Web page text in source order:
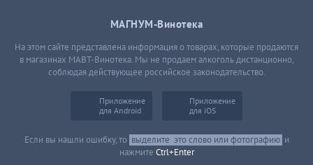
МАГНУМ-Винотека
На этом сайте представлена информация о товарах, которые продаются
в магазинах МАВТ-Винотека. Мы не продаем алкоголь дистанционно,
соблюдая действующее российское законодательство.
Приложение
для Android
Приложение
для iOS
Если вы нашли ошибку, то выделите это слово или фотографию и
нажмите Ctrl+Enter